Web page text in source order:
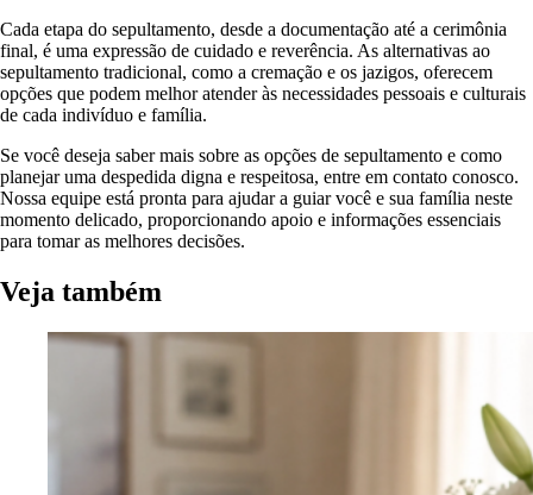
Cada etapa do sepultamento, desde a documentação até a cerimônia
final, é uma expressão de cuidado e reverência. As alternativas ao
sepultamento tradicional, como a cremação e os jazigos, oferecem
opções que podem melhor atender às necessidades pessoais e culturais
de cada indivíduo e família.
Se você deseja saber mais sobre as opções de sepultamento e como
planejar uma despedida digna e respeitosa, entre em contato conosco.
Nossa equipe está pronta para ajudar a guiar você e sua família neste
momento delicado, proporcionando apoio e informações essenciais
para tomar as melhores decisões.
Veja também